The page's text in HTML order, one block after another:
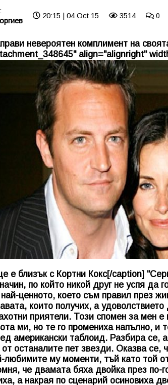
20:15 | 04 Oct 15 3514 0
невероятен комплимент на
align="alignright"
е близък с Кортни Кокс[/caption]
по който никой друг не успя да
най-ценното, което съм правил през
които получих, а
приятели. Този спомен за мен
ми, но те го промениха напълно, и
американски таблоид. Разбира се,
останалите пет звезди. Оказва се,
любимите му моменти, тъй като той
че двамата бяха двойка през по-
а накрая по сценарий осиновиха